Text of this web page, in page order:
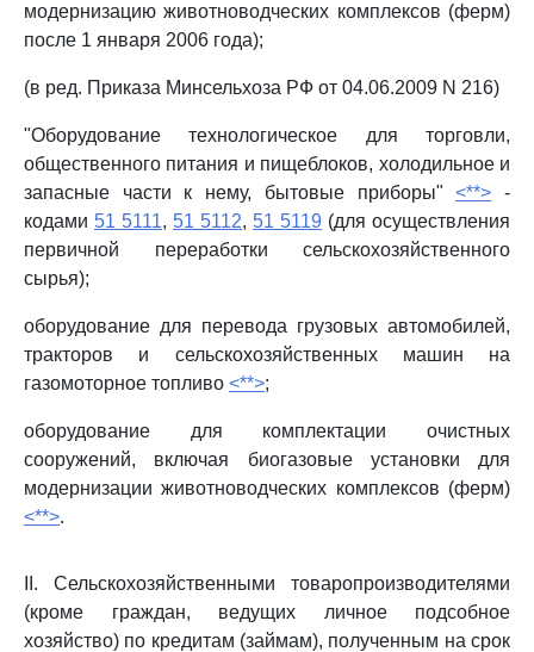
модернизацию животноводческих комплексов (ферм)
после 1 января 2006 года);
(в ред. Приказа Минсельхоза РФ от 04.06.2009 N 216)
"Оборудование технологическое для торговли,
общественного питания и пищеблоков, холодильное и
запасные части к нему, бытовые приборы"<**> -
кодами 51 5111, 51 5112, 51 5119 (для осуществления
первичной переработки сельскохозяйственного
сырья);
оборудование для перевода грузовых автомобилей,
тракторов и сельскохозяйственных машин на
газомоторное топливо <**>;
оборудование для комплектации очистных
сооружений, включая биогазовые установки для
модернизации животноводческих комплексов (ферм)
<**>.
II. Сельскохозяйственными товаропроизводителями
(кроме граждан, ведущих личное подсобное
хозяйство) по кредитам (займам), полученным на срок